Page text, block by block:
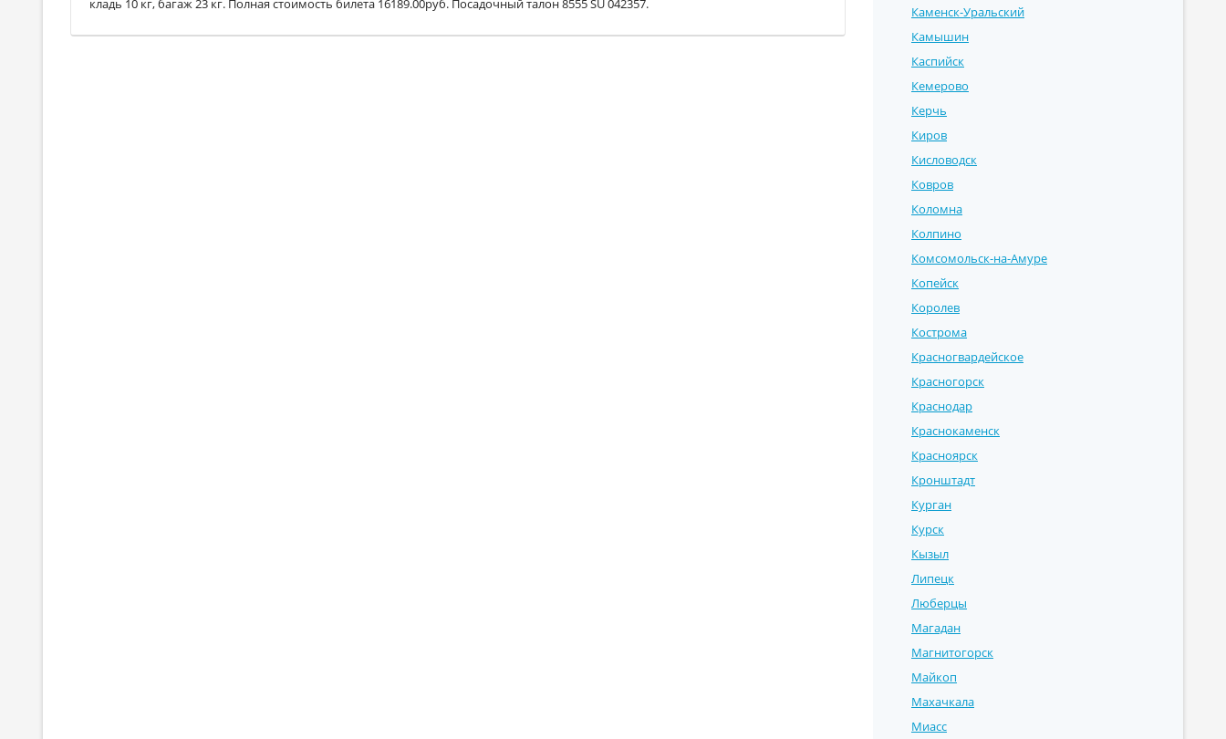
кладь 10 кг, багаж 23 кг. Полная стоимость билета 16189.00руб. Посадочный талон 8555 SU 042357.
Каменск-Уральский
Камышин
Каспийск
Кемерово
Керчь
Киров
Кисловодск
Ковров
Коломна
Колпино
Комсомольск-на-Амуре
Копейск
Королев
Кострома
Красногвардейское
Красногорск
Краснодар
Краснокаменск
Красноярск
Кронштадт
Курган
Курск
Кызыл
Липецк
Люберцы
Магадан
Магнитогорск
Майкоп
Махачкала
Миасс